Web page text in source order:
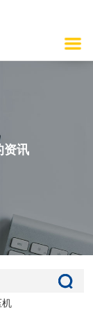
资讯
机